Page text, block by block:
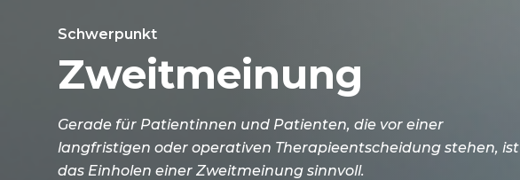
Schwerpunkt
Zweitmeinung
Gerade für Patientinnen und Patienten, die vor einer
langfristigen oder operativen Therapieentscheidung stehen, ist
das Einholen einer Zweitmeinung sinnvoll.